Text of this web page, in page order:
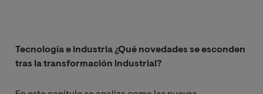
Tecnología e industria ¿Qué novedades se esconden
tras la transformación industrial?